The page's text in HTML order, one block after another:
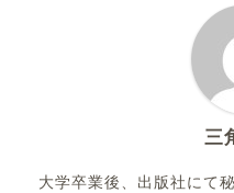
三
大学卒業後、出版社にて